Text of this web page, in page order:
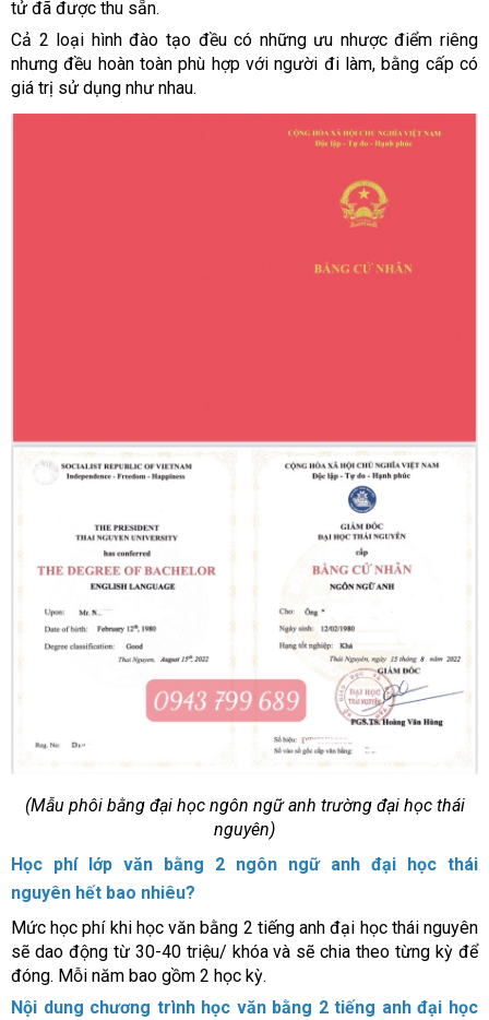
tử đã được thu sẵn.
Cả 2 loại hình đào tạo đều có những ưu nhược điểm riêng
nhưng đều hoàn toàn phù hợp với người đi làm, bằng cấp có
giá trị sử dụng như nhau.
(Mẫu phôi bằng đại học ngôn ngữ anh trường đại học thái
nguyên)
Học phí lớp văn bằng 2 ngôn ngữ anh đại học thái
nguyên hết bao nhiêu?
Mức học phí khi học văn bằng 2 tiếng anh đại học thái nguyên
sẽ dao động từ 30-40 triệu/ khóa và sẽ chia theo từng kỳ để
đóng. Mỗi năm bao gồm 2 học kỳ.
Nội dung chương trình học văn bằng 2 tiếng anh đại học